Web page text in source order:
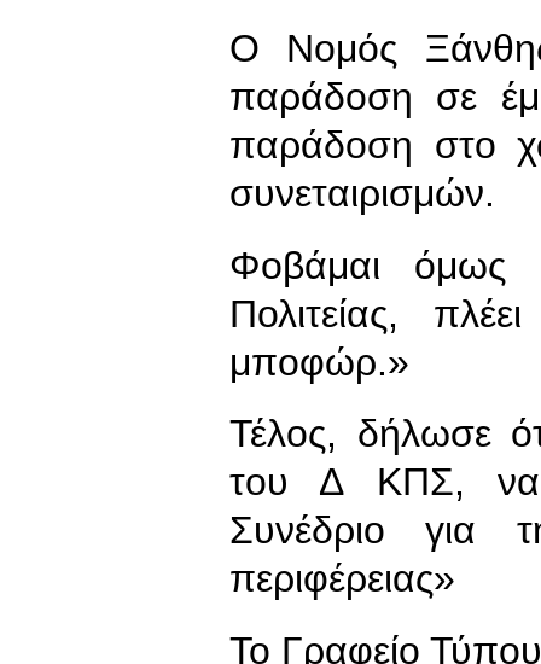
Ο Νομός
παράδοση σε
παράδοση στο
συνεταιρισμών.
Φοβάμαι όμως
Πολιτείας,
μποφώρ.»
Τέλος, δήλωσε
του Δ ΚΠΣ,
Συνέδριο για
περιφέρειας»
To Γραφείο Τύπου